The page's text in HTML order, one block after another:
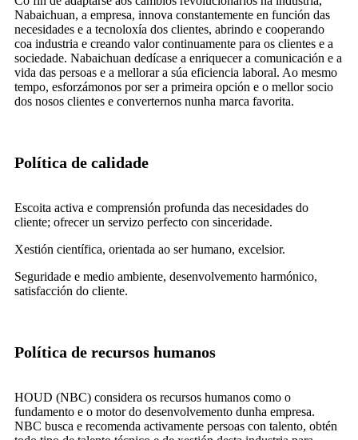
Nabaichuan, a empresa, innova constantemente en función das
necesidades e a tecnoloxía dos clientes, abrindo e cooperando
coa industria e creando valor continuamente para os clientes e a
sociedade. Nabaichuan dedícase a enriquecer a comunicación e a
vida das persoas e a mellorar a súa eficiencia laboral. Ao mesmo
tempo, esforzámonos por ser a primeira opción e o mellor socio
dos nosos clientes e converternos nunha marca favorita.
Política de calidade
Escoita activa e comprensión profunda das necesidades do
cliente; ofrecer un servizo perfecto con sinceridade.
Xestión científica, orientada ao ser humano, excelsior.
Seguridade e medio ambiente, desenvolvemento harmónico,
satisfacción do cliente.
Política de recursos humanos
HOUD (NBC) considera os recursos humanos como o
fundamento e o motor do desenvolvemento dunha empresa.
NBC busca e recomenda activamente persoas con talento, obtén